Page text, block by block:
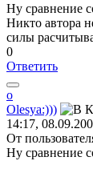
Ну сравнение
Никто автора
силы
0
Ответить
o
Olesya:)))
14:17,
От
Ну сравнение